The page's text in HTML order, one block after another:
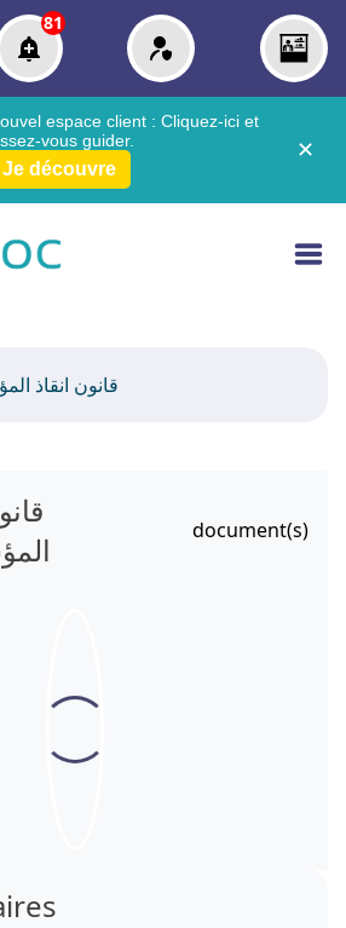
81
espace client : Cliquez-ici et
vous guider.
Je découvre
✕
قانون انقاذ
document(s)